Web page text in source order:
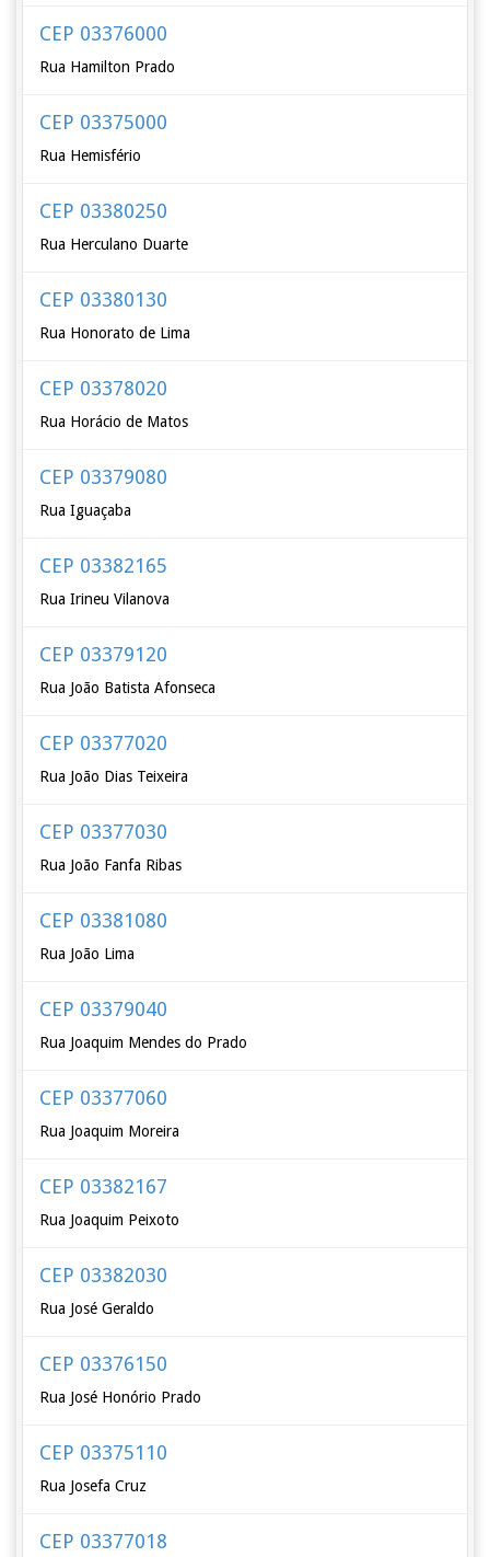
CEP 03376000
Rua Hamilton Prado
CEP 03375000
Rua Hemisfério
CEP 03380250
Rua Herculano Duarte
CEP 03380130
Rua Honorato de Lima
CEP 03378020
Rua Horácio de Matos
CEP 03379080
Rua Iguaçaba
CEP 03382165
Rua Irineu Vilanova
CEP 03379120
Rua João Batista Afonseca
CEP 03377020
Rua João Dias Teixeira
CEP 03377030
Rua João Fanfa Ribas
CEP 03381080
Rua João Lima
CEP 03379040
Rua Joaquim Mendes do Prado
CEP 03377060
Rua Joaquim Moreira
CEP 03382167
Rua Joaquim Peixoto
CEP 03382030
Rua José Geraldo
CEP 03376150
Rua José Honório Prado
CEP 03375110
Rua Josefa Cruz
CEP 03377018